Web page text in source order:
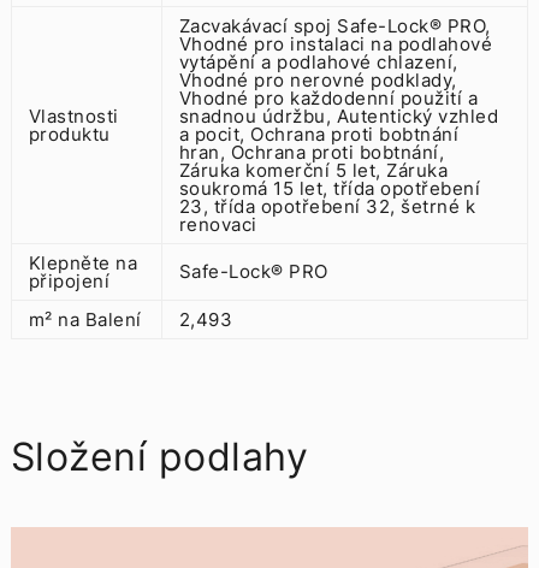
Vlastnosti
produktu
Zacvakávací spoj Safe-Lock® PRO,
Vhodné pro instalaci na podlahové
vytápění a podlahové chlazení,
Vhodné pro nerovné podklady,
Vhodné pro každodenní použití a
snadnou údržbu, Autentický vzhled
a pocit, Ochrana proti bobtnání
hran, Ochrana proti bobtnání,
Záruka komerční 5 let, Záruka
soukromá 15 let, třída opotřebení
23, třída opotřebení 32, šetrné k
renovaci
Klepněte na
připojení Safe-Lock® PRO
m² na Balení 2,493
Složení podlahy